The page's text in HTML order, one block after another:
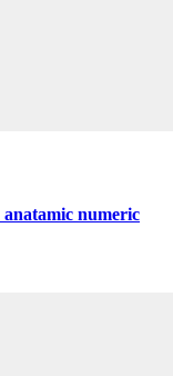
anatamic numeric